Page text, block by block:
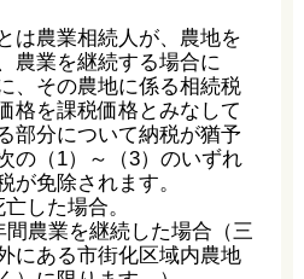
は農業相続人が、農地を
農業を継続する場合に
、その農地に係る相続税
格を課税価格とみなして
部分について納税が猶予
の（1）～（3）のいずれ
が免除されます。
した場合。
間農業を継続した場合（三
にある市街化区域内農地